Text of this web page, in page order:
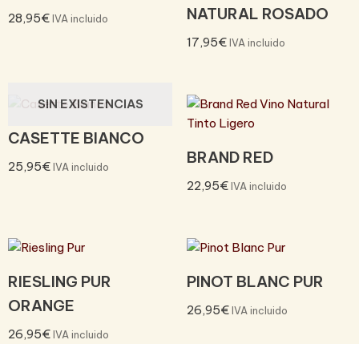
28,95€IVA incluido
NATURAL ROSADO
17,95€ IVA incluido
SIN EXISTENCIAS
CASETTE BIANCO
25,95€IVA incluido
BRAND RED
22,95€ IVA incluido
RIESLING PUR
ORANGE
26,95€IVA incluido
PINOT BLANC PUR
26,95€ IVA incluido